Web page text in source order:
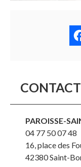
CONTACT
PAROISSE-
04 77 50 07 48
16, place des
42380Saint-